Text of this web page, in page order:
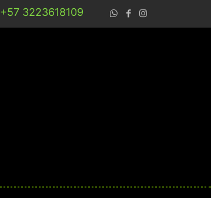
+57 3223618109